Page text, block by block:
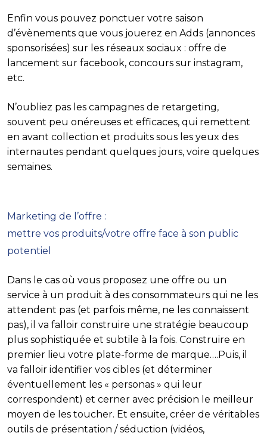
Enfin vous pouvez ponctuer votre saison
d’évènements que vous jouerez en Adds (annonces
sponsorisées) sur les réseaux sociaux : offre de
lancement sur facebook, concours sur instagram,
etc.
N’oubliez pas les campagnes de retargeting,
souvent peu onéreuses et efficaces, qui remettent
en avant collection et produits sous les yeux des
internautes pendant quelques jours, voire quelques
semaines.
Marketing de l’offre :
mettre vos produits/votre offre face à son public
potentiel
Dans le cas où vous proposez une offre ou un
service à un produit à des consommateurs qui ne les
attendent pas (et parfois même, ne les connaissent
pas), il va falloir construire une stratégie beaucoup
plus sophistiquée et subtile à la fois. Construire en
premier lieu votre plate-forme de marque….Puis, il
va falloir identifier vos cibles (et déterminer
éventuellement les « personas » qui leur
correspondent) et cerner avec précision le meilleur
moyen de les toucher. Et ensuite, créer de véritables
outils de présentation / séduction (vidéos,